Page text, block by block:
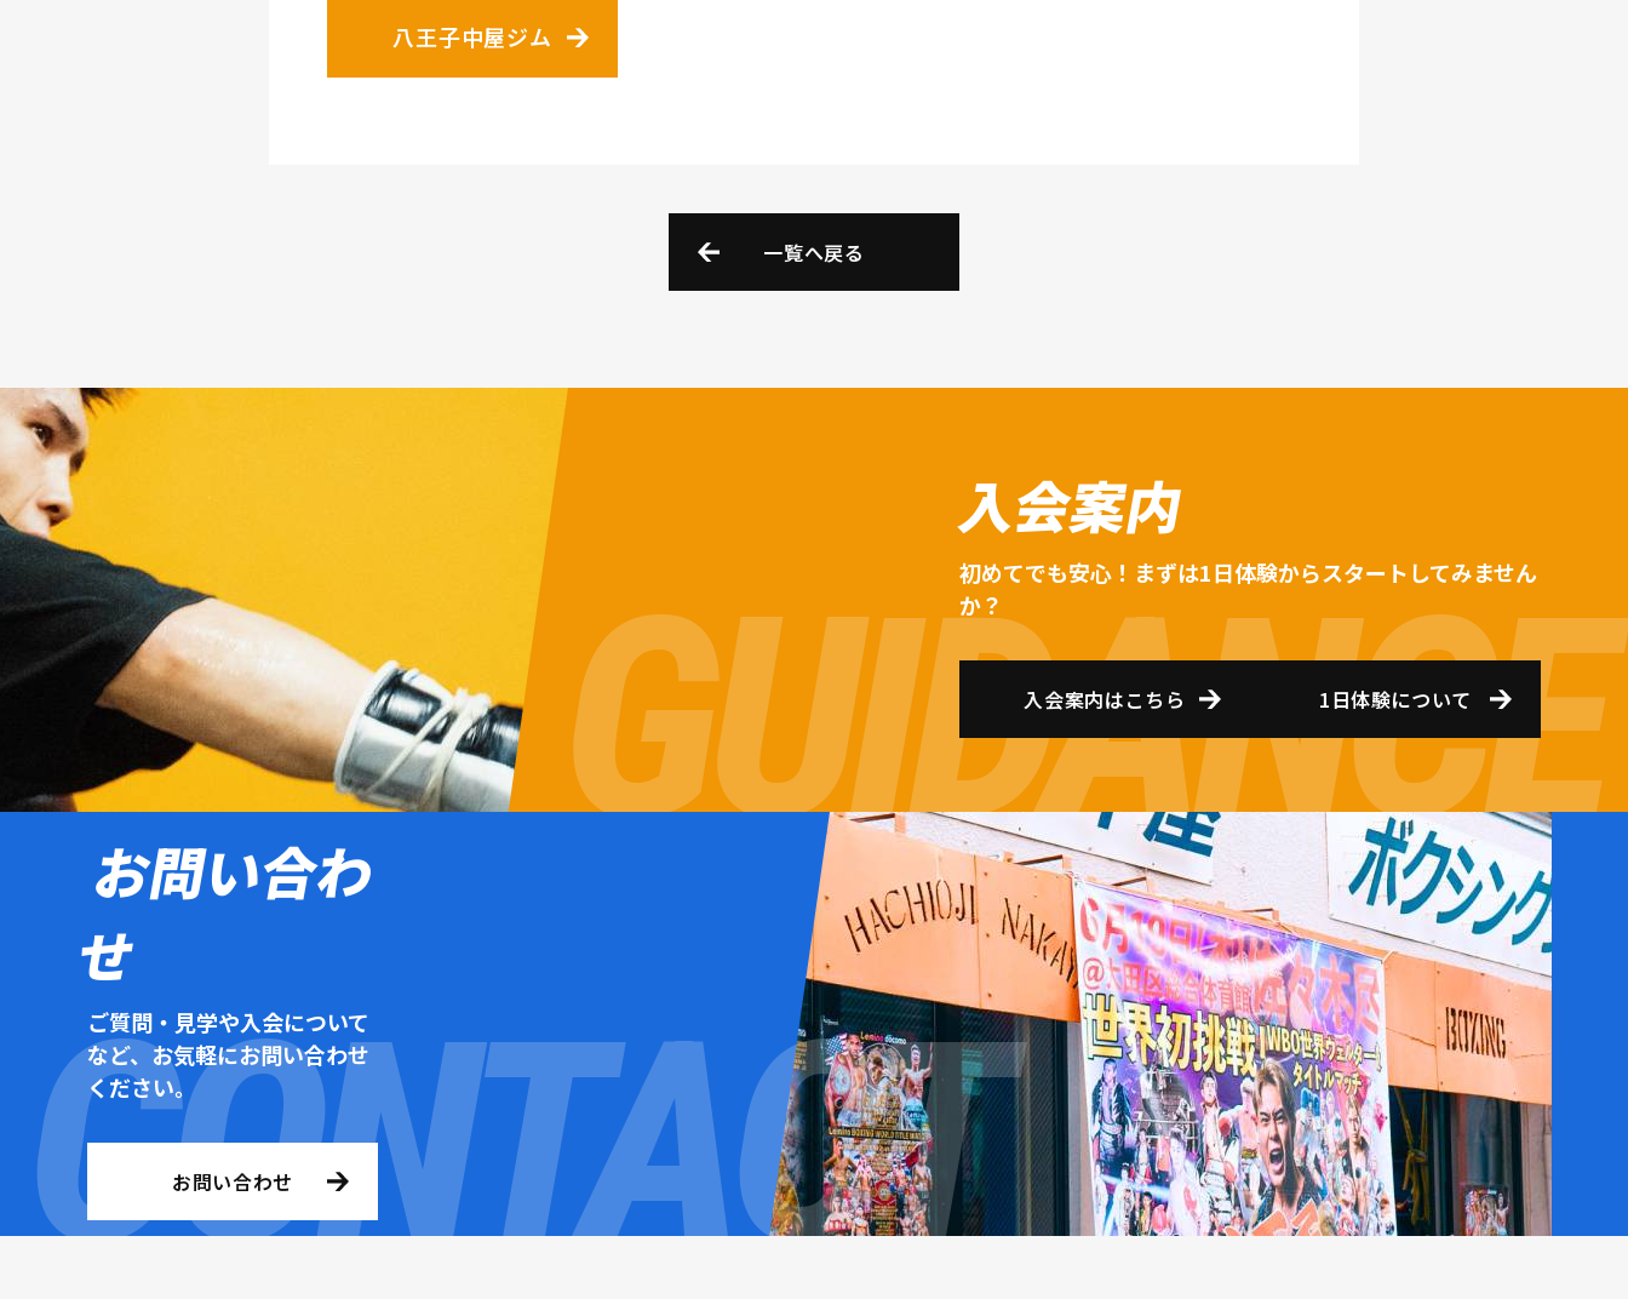
八王子中屋ジム
一覧へ戻る
入会案内
初めてでも安心！まずは1日体験からスタートしてみません
か？
入会案内はこちら 1日体験について
お問い合わ
せ
ご質問・見学や入会について
など、お気軽にお問い合わせ
ください。
お問い合わせ